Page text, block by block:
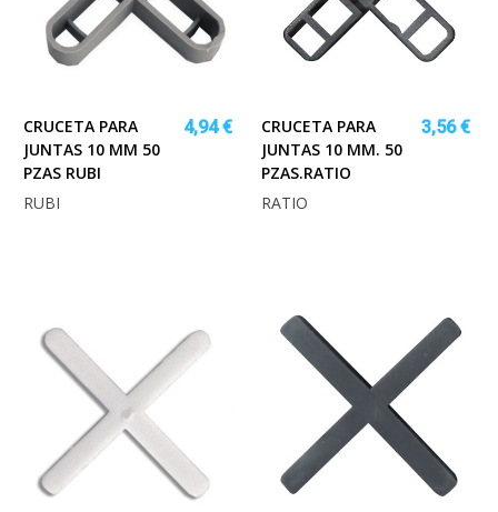
CRUCETA PARA
JUNTAS 10 MM 50
PZAS RUBI
4,94 €
RUBI
CRUCETA PARA
JUNTAS 10 MM. 50
PZAS.RATIO
3,56 €
RATIO